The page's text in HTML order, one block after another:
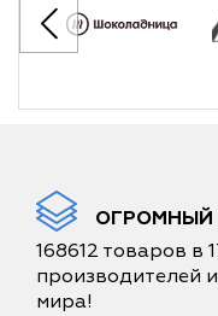
ОГРОМНЫЙ
168612 товаров в
производителей
мира!